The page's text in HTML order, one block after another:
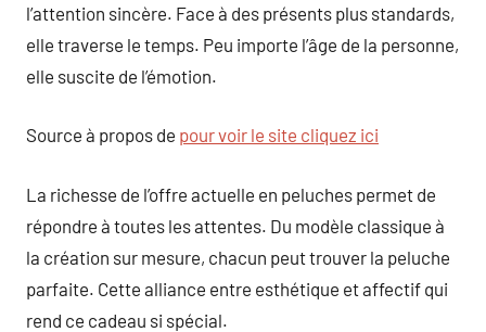
l’attention sincère. Face à des présents plus standards,
elle traverse le temps. Peu importe l’âge de la personne,
elle suscite de l’émotion.
Source à propos de pour voir le site cliquez ici
La richesse de l’offre actuelle en peluches permet de
répondre à toutes les attentes. Du modèle classique à
la création sur mesure, chacun peut trouver la peluche
parfaite. Cette alliance entre esthétique et affectif qui
rend ce cadeau si spécial.